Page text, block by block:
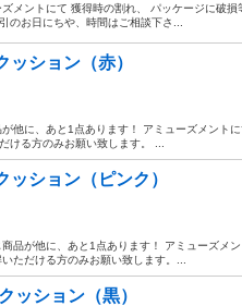
メントにて 獲得時の割れ、 パッケージに破損
のお日にちや、時間はご相談下さ...
ッション（赤）
他に、あと1点あります！ アミューズメント
ける方のみお願い致します。 ...
ッション（ピンク）
品が他に、あと1点あります！ アミューズメン
ただける方のみお願い致します。...
ッション（黒）